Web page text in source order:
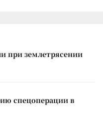
при землетрясении
спецоперации в